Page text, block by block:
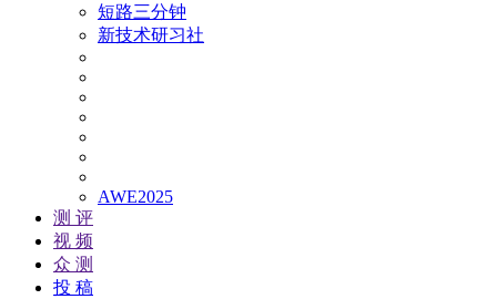
短路三分钟
新技术研习社
AWE2025
测 评
视 频
众 测
投 稿